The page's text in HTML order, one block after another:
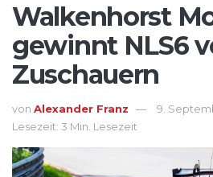
Walkenhorst
gewinnt NLS6
Zuschauern
von Alexander Franz
9.
Lesezeit: 3 Min. Lesezeit